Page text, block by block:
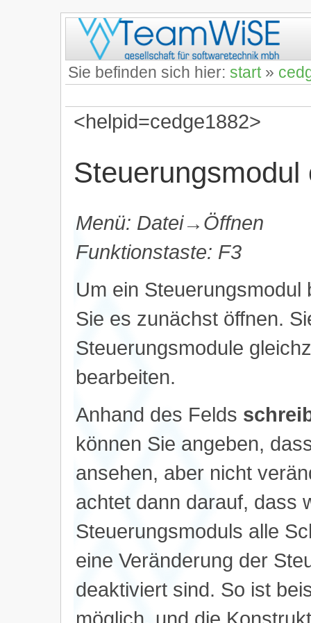
Sie befinden sich hier: start»
<helpid=cedge1882>
Steuerungsmodul
Menü: Datei→Öffnen
Funktionstaste: F3
Um ein
Sie es zunächst öffnen.
Steuerungsmodule
bearbeiten.
Anhand des Felds
können Sie angeben,
ansehen, aber nicht
achtet dann darauf, dass
Steuerungsmoduls alle
eine Veränderung der
deaktiviert sind. So ist